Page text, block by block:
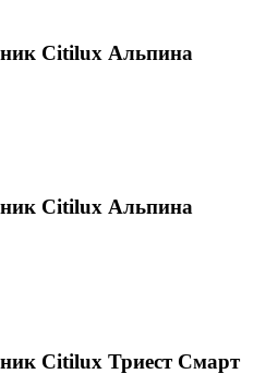
Citilux Альпина
Citilux Альпина
Citilux Триест Смарт